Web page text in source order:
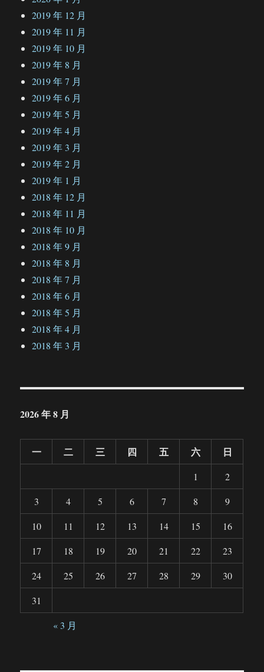
2019 年 12 月
2019 年 11 月
2019 年 10 月
2019 年 8 月
2019 年 7 月
2019 年 6 月
2019 年 5 月
2019 年 4 月
2019 年 3 月
2019 年 2 月
2019 年 1 月
2018 年 12 月
2018 年 11 月
2018 年 10 月
2018 年 9 月
2018 年 8 月
2018 年 7 月
2018 年 6 月
2018 年 5 月
2018 年 4 月
2018 年 3 月
2026 年 8 月
一 二 三 四 五 六 日
1
2
3
4 5 6 7 8
9
10
11 12 13 14 15
16
17
18 19 20 21 22
23
24
25 26 27 28 29
30
31
« 3 月